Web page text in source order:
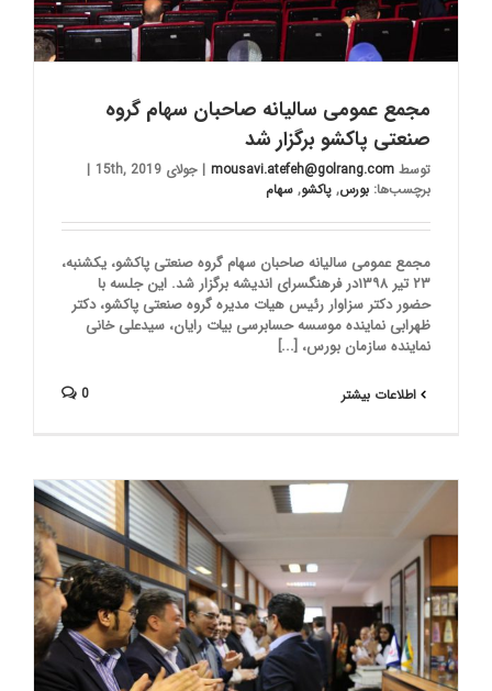
مجمع عمومی سالیانه صاحبان سهام گروه
صنعتی پاکشو برگزار شد
توسط mousavi.atefeh@golrang.com
| جولای 15th, 2019
|
برچسب‌ها: بورس, پاکشو, سهام
مجمع عمومی سالیانه صاحبان سهام گروه صنعتی پاکشو، یکشنبه،
۲۳ تیر ۱۳۹۸در فرهنگسرای اندیشه برگزار شد. این جلسه با
حضور دکتر سزاوار رئیس هیات مدیره گروه صنعتی پاکشو، دکتر
ظهرابی نماینده موسسه حسابرسی بیات رایان، سیدعلی خانی
نماینده سازمان بورس، [...]
اطلاعات بیشتر 0